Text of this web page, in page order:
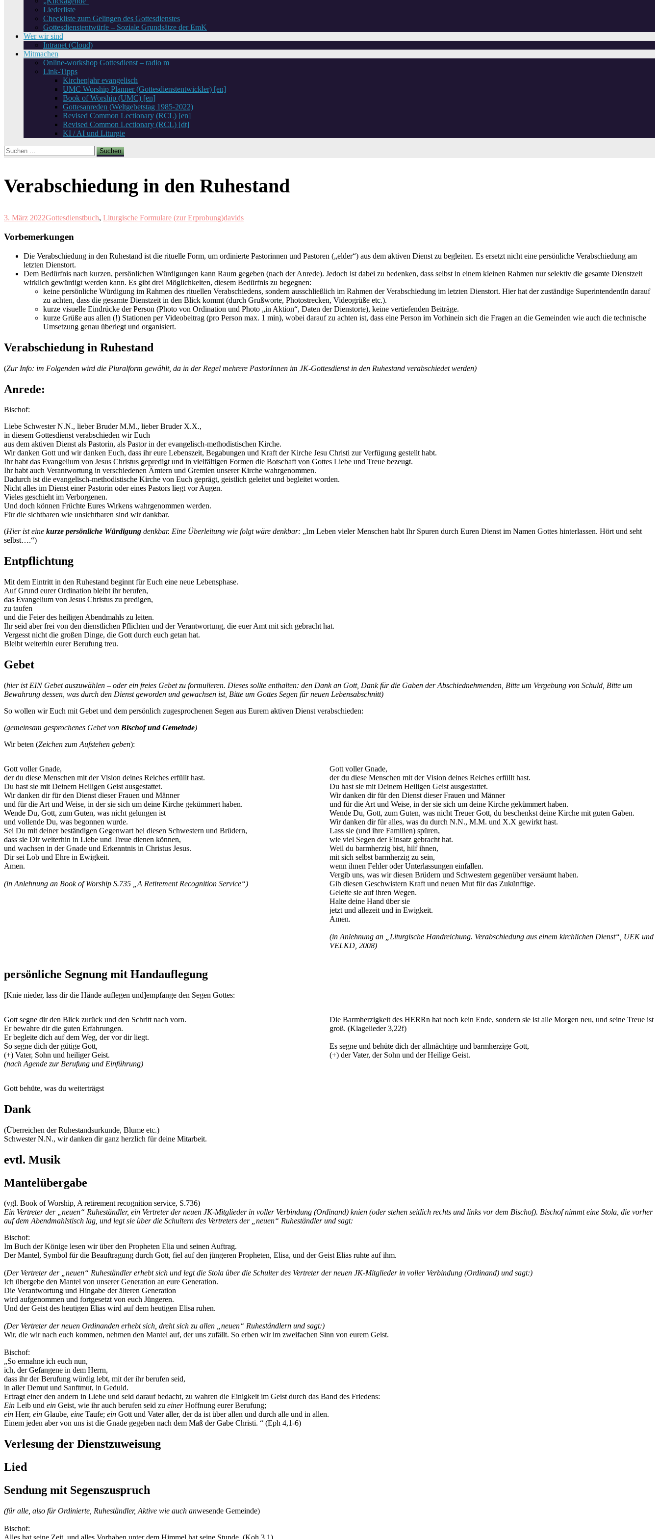
Liederliste
Checkliste zum Gelingen des Gottesdienstes
Gottesdienstentwürfe – Soziale Grundsätze der EmK
Wer wir sind
Intranet (Cloud)
Mitmachen
Online-workshop Gottesdienst – radio m
Link-Tipps
Kirchenjahr evangelisch
UMC Worship Planner (Gottesdienstentwickler) [en]
Book of Worship (UMC) [en]
Gottesanreden (Weltgebetstag 1985-2022)
Revised Common Lectionary (RCL) [en]
Revised Common Lectionary (RCL) [dt]
KI / AI und Liturgie
Suchen
nach:
Verabschiedung in den Ruhestand
3. März 2022Gottesdienstbuch, Liturgische Formulare (zur Erprobung)davids
Vorbemerkungen
Die Verabschiedung in den Ruhestand ist die rituelle Form, um ordinierte Pastorinnen und Pastoren („elder“) aus dem aktiven Dienst zu begleiten. Es ersetzt nicht eine persönliche Verabschiedung am
letzten Dienstort.
Dem Bedürfnis nach kurzen, persönlichen Würdigungen kann Raum gegeben (nach der Anrede). Jedoch ist dabei zu bedenken, dass selbst in einem kleinen Rahmen nur selektiv die gesamte Dienstzeit
wirklich gewürdigt werden kann. Es gibt drei Möglichkeiten, diesem Bedürfnis zu begegnen:
keine persönliche Würdigung im Rahmen des rituellen Verabschiedens, sondern ausschließlich im Rahmen der Verabschiedung im letzten Dienstort. Hier hat der zuständige SuperintendentIn darauf
zu achten, dass die gesamte Dienstzeit in den Blick kommt (durch Grußworte, Photostrecken, Videogrüße etc.).
kurze visuelle Eindrücke der Person (Photo von Ordination und Photo „in Aktion“, Daten der Dienstorte), keine vertiefenden Beiträge.
kurze Grüße aus allen (!) Stationen per Videobeitrag (pro Person max. 1 min), wobei darauf zu achten ist, dass eine Person im Vorhinein sich die Fragen an die Gemeinden wie auch die technische
Umsetzung genau überlegt und organisiert.
Verabschiedung in Ruhestand
(Zur Info: im Folgenden wird die Pluralform gewählt, da in der Regel mehrere PastorInnen im JK-Gottesdienst in den Ruhestand verabschiedet werden)
Anrede:
Bischof:
Liebe Schwester N.N., lieber Bruder M.M., lieber Bruder X.X.,
in diesem Gottesdienst verabschieden wir Euch
aus dem aktiven Dienst als Pastorin, als Pastor in der evangelisch-methodistischen Kirche.
Wir danken Gott und wir danken Euch, dass ihr eure Lebenszeit, Begabungen und Kraft der Kirche Jesu Christi zur Verfügung gestellt habt.
Ihr habt das Evangelium von Jesus Christus gepredigt und in vielfältigen Formen die Botschaft von Gottes Liebe und Treue bezeugt.
Ihr habt auch Verantwortung in verschiedenen Ämtern und Gremien unserer Kirche wahrgenommen.
Dadurch ist die evangelisch-methodistische Kirche von Euch geprägt, geistlich geleitet und begleitet worden.
Nicht alles im Dienst einer Pastorin oder eines Pastors liegt vor Augen.
Vieles geschieht im Verborgenen.
Und doch können Früchte Eures Wirkens wahrgenommen werden.
Für die sichtbaren wie unsichtbaren sind wir dankbar.
(Hier ist eine kurze persönliche Würdigung denkbar. Eine Überleitung wie folgt wäre denkbar: „Im Leben vieler Menschen habt Ihr Spuren durch Euren Dienst im Namen Gottes hinterlassen. Hört und seht
selbst….“)
Entpflichtung
Mit dem Eintritt in den Ruhestand beginnt für Euch eine neue Lebensphase.
Auf Grund eurer Ordination bleibt ihr berufen,
das Evangelium von Jesus Christus zu predigen,
zu taufen
und die Feier des heiligen Abendmahls zu leiten.
Ihr seid aber frei von den dienstlichen Pflichten und der Verantwortung, die euer Amt mit sich gebracht hat.
Vergesst nicht die großen Dinge, die Gott durch euch getan hat.
Bleibt weiterhin eurer Berufung treu.
Gebet
(hier ist EIN Gebet auszuwählen – oder ein freies Gebet zu formulieren. Dieses sollte enthalten: den Dank an Gott, Dank für die Gaben der Abschiednehmenden, Bitte um Vergebung von Schuld, Bitte um
Bewahrung dessen, was durch den Dienst geworden und gewachsen ist, Bitte um Gottes Segen für neuen Lebensabschnitt)
So wollen wir Euch mit Gebet und dem persönlich zugesprochenen Segen aus Eurem aktiven Dienst verabschieden:
(gemeinsam gesprochenes Gebet von Bischof und Gemeinde)
Wir beten (Zeichen zum Aufstehen geben):
Gott voller Gnade,
der du diese Menschen mit der Vision deines Reiches erfüllt hast.
Du hast sie mit Deinem Heiligen Geist ausgestattet.
Wir danken dir für den Dienst dieser Frauen und Männer
und für die Art und Weise, in der sie sich um deine Kirche gekümmert haben.
Wende Du, Gott, zum Guten, was nicht gelungen ist
und vollende Du, was begonnen wurde.
Sei Du mit deiner beständigen Gegenwart bei diesen Schwestern und Brüdern,
dass sie Dir weiterhin in Liebe und Treue dienen können,
und wachsen in der Gnade und Erkenntnis in Christus Jesus.
Dir sei Lob und Ehre in Ewigkeit.
Amen.
(in Anlehnung an Book of Worship S.735 „A Retirement Recognition Service“)
Gott voller Gnade,
der du diese Menschen mit der Vision deines Reiches erfüllt hast.
Du hast sie mit Deinem Heiligen Geist ausgestattet.
Wir danken dir für den Dienst dieser Frauen und Männer
und für die Art und Weise, in der sie sich um deine Kirche gekümmert haben.
Wende Du, Gott, zum Guten, was nicht Treuer Gott, du beschenkst deine Kirche mit guten Gaben.
Wir danken dir für alles, was du durch N.N., M.M. und X.X gewirkt hast.
Lass sie (und ihre Familien) spüren,
wie viel Segen der Einsatz gebracht hat.
Weil du barmherzig bist, hilf ihnen,
mit sich selbst barmherzig zu sein,
wenn ihnen Fehler oder Unterlassungen einfallen.
Vergib uns, was wir diesen Brüdern und Schwestern gegenüber versäumt haben.
Gib diesen Geschwistern Kraft und neuen Mut für das Zukünftige.
Geleite sie auf ihren Wegen.
Halte deine Hand über sie
jetzt und allezeit und in Ewigkeit.
Amen.
(in Anlehnung an „Liturgische Handreichung. Verabschiedung aus einem kirchlichen Dienst“, UEK und
VELKD, 2008)
persönliche Segnung mit Handauflegung
[Knie nieder, lass dir die Hände auflegen und]empfange den Segen Gottes:
Gott segne dir den Blick zurück und den Schritt nach vorn.
Er bewahre dir die guten Erfahrungen.
Er begleite dich auf dem Weg, der vor dir liegt.
So segne dich der gütige Gott,
(+) Vater, Sohn und heiliger Geist.
(nach Agende zur Berufung und Einführung)
Die Barmherzigkeit des HERRn hat noch kein Ende, sondern sie ist alle Morgen neu, und seine Treue ist
groß. (Klagelieder 3,22f)
Es segne und behüte dich der allmächtige und barmherzige Gott,
(+) der Vater, der Sohn und der Heilige Geist.
Gott behüte, was du weiterträgst
Dank
(Überreichen der Ruhestandsurkunde, Blume etc.)
Schwester N.N., wir danken dir ganz herzlich für deine Mitarbeit.
evtl. Musik
Mantelübergabe
(vgl. Book of Worship, A retirement recognition service, S.736)
Ein Vertreter der „neuen“ Ruheständler, ein Vertreter der neuen JK-Mitglieder in voller Verbindung (Ordinand) knien (oder stehen seitlich rechts und links vor dem Bischof). Bischof nimmt eine Stola, die vorher
auf dem Abendmahlstisch lag, und legt sie über die Schultern des Vertreters der „neuen“ Ruheständler und sagt:
Bischof:
Im Buch der Könige lesen wir über den Propheten Elia und seinen Auftrag.
Der Mantel, Symbol für die Beauftragung durch Gott, fiel auf den jüngeren Propheten, Elisa, und der Geist Elias ruhte auf ihm.
(Der Vertreter der „neuen“ Ruheständler erhebt sich und legt die Stola über die Schulter des Vertreter der neuen JK-Mitglieder in voller Verbindung (Ordinand) und sagt:)
Ich übergebe den Mantel von unserer Generation an eure Generation.
Die Verantwortung und Hingabe der älteren Generation
wird aufgenommen und fortgesetzt von euch Jüngeren.
Und der Geist des heutigen Elias wird auf dem heutigen Elisa ruhen.
(Der Vertreter der neuen Ordinanden erhebt sich, dreht sich zu allen „neuen“ Ruheständlern und sagt:)
Wir, die wir nach euch kommen, nehmen den Mantel auf, der uns zufällt. So erben wir im zweifachen Sinn von eurem Geist.
Bischof:
„So ermahne ich euch nun,
ich, der Gefangene in dem Herrn,
dass ihr der Berufung würdig lebt, mit der ihr berufen seid,
in aller Demut und Sanftmut, in Geduld.
Ertragt einer den andern in Liebe und seid darauf bedacht, zu wahren die Einigkeit im Geist durch das Band des Friedens:
Ein Leib und ein Geist, wie ihr auch berufen seid zu einerHoffnung eurer Berufung;
ein Herr, ein Glaube, eine Taufe; ein Gott und Vater aller, der da ist über allen und durch alle und in allen.
Einem jeden aber von uns ist die Gnade gegeben nach dem Maß der Gabe Christi. “ (Eph 4,1-6)
Verlesung der Dienstzuweisung
Lied
Sendung mit Segenszuspruch
(für alle, also für Ordinierte, Ruheständler, Aktive wie auch anwesende Gemeinde)
Bischof:
Alles hat seine Zeit, und alles Vorhaben unter dem Himmel hat seine Stunde. (Koh 3,1)